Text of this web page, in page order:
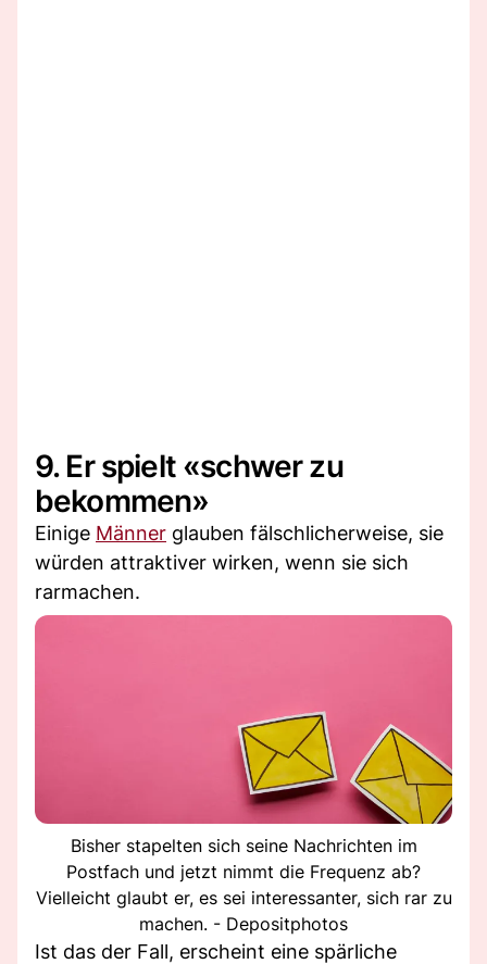
9. Er spielt «schwer zu
bekommen»
Einige Männer glauben fälschlicherweise, sie
würden attraktiver wirken, wenn sie sich
rarmachen.
Bisher stapelten sich seine Nachrichten im
Postfach und jetzt nimmt die Frequenz ab?
Vielleicht glaubt er, es sei interessanter, sich rar zu
machen. - Depositphotos
Ist das der Fall, erscheint eine spärliche